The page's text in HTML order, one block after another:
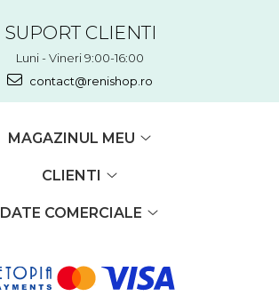
SUPORT CLIENTI
Luni - Vineri 9:00-16:00
contact@renishop.ro
MAGAZINUL MEU
CLIENTI
DATE COMERCIALE